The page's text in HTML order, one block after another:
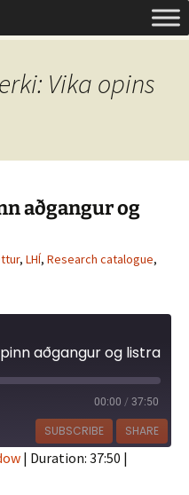
Leita
að:
Vika opins
aðgangur og
, LHÍ, Research catalogue,
00:00 / 37:50
SUBSCRIBE SHARE
| Duration: 37:50 |